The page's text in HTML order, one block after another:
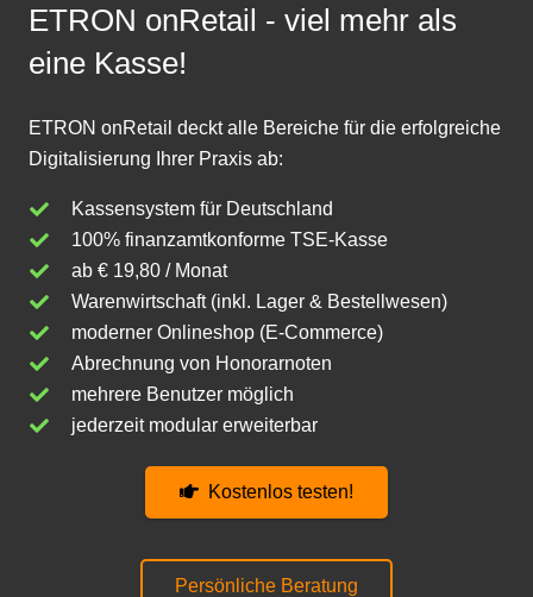
ETRON onRetail - viel mehr als
eine Kasse!
ETRON onRetail deckt alle Bereiche für die erfolgreiche
Digitalisierung Ihrer Praxis ab:
Kassensystem für Deutschland
100% finanzamtkonforme TSE-Kasse
ab € 19,80 / Monat
Warenwirtschaft (inkl. Lager & Bestellwesen)
moderner Onlineshop (E-Commerce)
Abrechnung von Honorarnoten
mehrere Benutzer möglich
jederzeit modular erweiterbar
Kostenlos testen!
Persönliche Beratung